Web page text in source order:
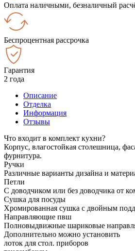
Оплата наличными, безналичный
Беспроцентная рассрочка
Гарантия
2 года
Описание
Отделка
Информация
Отзывы
Что входит в комплект кухни?
Корпус, влагостойкая столешница,
фурнитура.
Ручки
Различные варианты дизайна и
Петли
С доводчиком или без доводчика от
Сушка для посуды
Хромированная сушка с двойным
Направляющие пвш
Полновыдвижные шариковые
Дополнительно можно установить
лоток для стол. приборов